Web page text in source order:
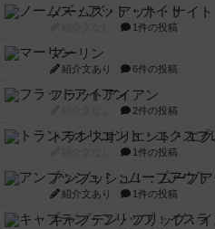
ノームズ・アット・ナイト
1件の投稿
マーリン
紹介文あり 6件の投稿
フラットアイアン
2件の投稿
トランスオリエント・エク
1件の投稿
アンブッシュ！：ムーブア
紹介文あり 1件の投稿
キャプテン・フリップ：